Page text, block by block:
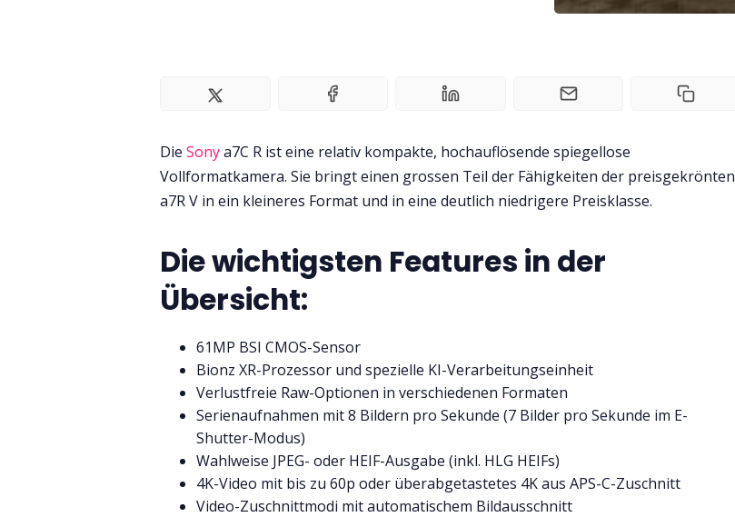
Die Sonya7C R ist eine relativ kompakte, hochauflösende spiegellose
Vollformatkamera. Sie bringt einen grossen Teil der Fähigkeiten der preisgekrönten
a7R V in ein kleineres Format und in eine deutlich niedrigere Preisklasse.
Die wichtigsten Features in der
Übersicht:
61MP BSI CMOS-Sensor
Bionz XR-Prozessor und spezielle KI-Verarbeitungseinheit
Verlustfreie Raw-Optionen in verschiedenen Formaten
Serienaufnahmen mit 8 Bildern pro Sekunde (7 Bilder pro Sekunde im E-
Shutter-Modus)
Wahlweise JPEG- oder HEIF-Ausgabe (inkl. HLG HEIFs)
4K-Video mit bis zu 60p oder überabgetastetes 4K aus APS-C-Zuschnitt
Video-Zuschnittmodi mit automatischem Bildausschnitt